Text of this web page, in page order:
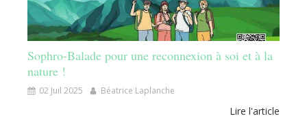
Sophro-Balade pour une reconnexion à soi et à la
nature !
02 Juil 2025 Béatrice Laplanche
Lire l'article